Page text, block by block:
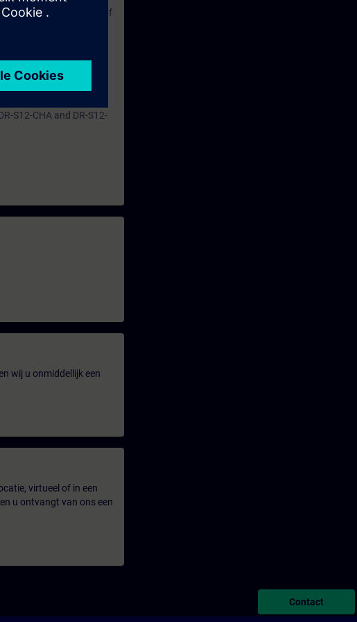
the reliable operation of
can adapt the
in case of a fault.
same content.
S12-CHA and DR-S12-
wij u onmiddellijk een
virtueel of in een
u ontvangt van ons een
Contact